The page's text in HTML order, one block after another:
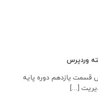
وردپرس
قسمت یازدهم دوره پایه
[...]